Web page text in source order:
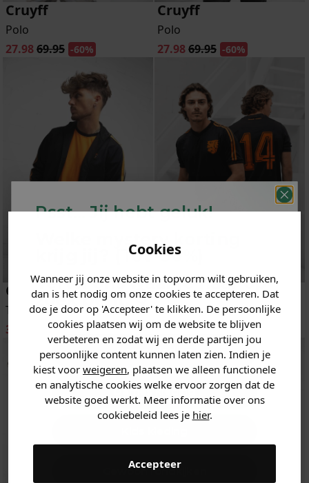
Cookies
Wanneer jij onze website in topvorm wilt gebruiken,
dan is het nodig om onze cookies te accepteren. Dat
doe je door op 'Accepteer' te klikken. De persoonlijke
cookies plaatsen wij om de website te blijven
verbeteren en zodat wij en derde partijen jou
persoonlijke content kunnen laten zien. Indien je
kiest voor weigeren, plaatsen we alleen functionele
en analytische cookies welke ervoor zorgen dat de
website goed werkt. Meer informatie over ons
cookiebeleid lees je hier.
Accepteer
Cruyff
Polo
27.9869.95 -60%
Cruyff
Polo
27.9869.95 -60%
Cruyff
Trainingstop
39.98
99.95 -60%
Cruyff
T-Shirt
39.9560.00 -33%
Psst... Jij hebt geluk!
Welke mystery
krijg jij? (Tot-30%
Vertel ons waar je naar op
zoek bent. 👇
Heren kleding
Dames kleding
Gewoon rondkijken